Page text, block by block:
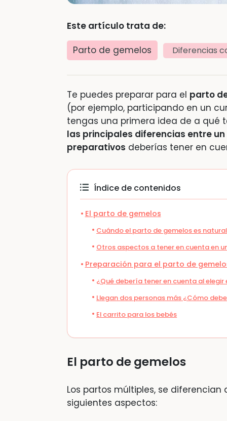
Este artículo trata de:
Parto de gemelos
Diferencias
Te puedes preparar para el parto
(por ejemplo, participando en un
tengas una primera idea de a qué
las principales diferencias entre
preparativos deberías tener en
Índice de contenidos
El parto de gemelos
Cuándo el parto de gemelos es
Otros aspectos a tener en cuenta en
Preparación para el parto de
¿Qué debería tener en cuenta al elegir
Llegan dos personas más ¿Cómo
El carrito para los bebés
El parto de gemelos
Los partos múltiples, se
siguientes aspectos: